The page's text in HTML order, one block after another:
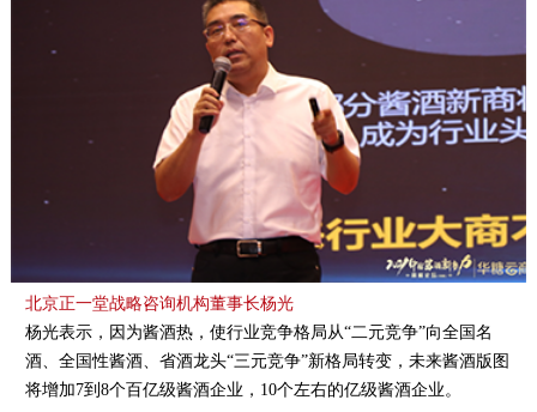
北京正一堂战略咨询机构董事长杨光
杨光表示，因为酱酒热，使行业竞争格局从“二元竞争”向全国名
酒、全国性酱酒、省酒龙头“三元竞争”新格局转变，未来酱酒版图
将增加7到8个百亿级酱酒企业，10个左右的亿级酱酒企业。